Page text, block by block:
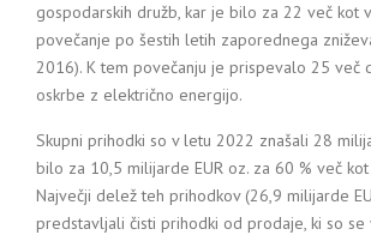
gospodarskih družb, kar je bilo za 22 več kot
povečanje po šestih letih zaporednega
2016). K tem povečanju je prispevalo 25 več
oskrbe z električno energijo.
Skupni prihodki so v letu 2022 znašali 28
bilo za 10,5 milijarde EUR oz. za 60 % več
Največji delež teh prihodkov (26,9 milijarde
predstavljali čisti prihodki od prodaje, ki so se